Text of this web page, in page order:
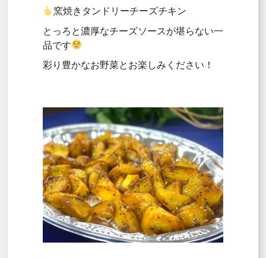
窯焼きタンドリーチーズチキン
とっろと濃厚なチーズソースが堪らない一
品です
彩り豊かなお野菜とお楽しみください！